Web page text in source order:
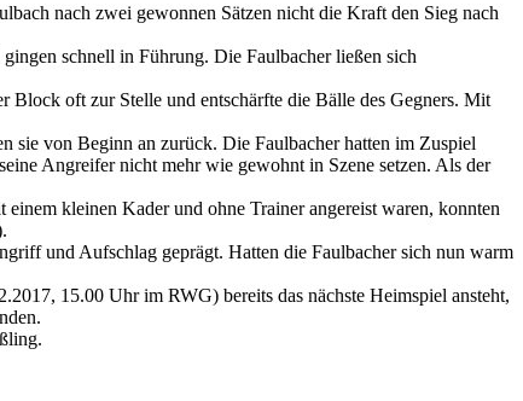
nach zwei gewonnen Sätzen nicht die Kraft den Sieg nach
schnell in Führung. Die Faulbacher ließen sich
oft zur Stelle und entschärfte die Bälle des Gegners. Mit
sie von Beginn an zurück. Die Faulbacher hatten im Zuspiel
Angreifer nicht mehr wie gewohnt in Szene setzen. Als der
kleinen Kader und ohne Trainer angereist waren, konnten
und Aufschlag geprägt. Hatten die Faulbacher sich nun warm
15.00 Uhr im RWG) bereits das nächste Heimspiel ansteht,